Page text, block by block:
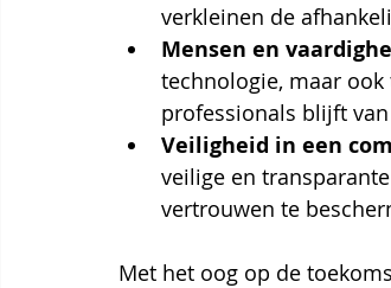
verkleinen de
Mensen en
technologie, maar
professionals blijft
Veiligheid in een
veilige en
vertrouwen te
Met het oog op de